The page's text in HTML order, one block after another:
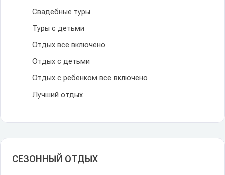
Свадебные туры
Туры с детьми
Отдых все включено
Отдых с детьми
Отдых с ребенком все включено
Лучший отдых
СЕЗОННЫЙ ОТДЫХ